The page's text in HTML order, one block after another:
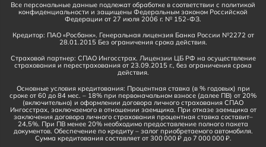
Все персональные данные подлежат обработке в соответствии с политикой
конфиденциальности и защищены Федеральным законом Российской
Федерации от 27 июля 2006 г. № 152-ФЗ.
Кредитор: ПАО «Росбанк». Генеральная лицензия Банка России №2272 от
28.01.2015 Без ограничения срока действия.
Страховой партнер: СПАО Ингосстрах. Лицензии ЦБ РФ на осуществление
страхования и перестрахования от 23.09.2015 г., без ограничения срока
действия.
Основные условия кредитования: Процентная ставка (в % годовых) при
сроке от 60 до 84 мес. – 18% при первоначальном взносе (далее ПВ) от 20%
(включительно) и оформлении договора личного страхования СПАО
Ингосстрах, заключаемого в отношении заемщика. При отказе заемщика от
заключения договора личного страхования процентная ставка составит–
24,5%. При ПВ менее 20% необходимо предоставление полного пакета
документов. Обеспечение по кредиту – залог приобретаемого автомобиля.
Сумма кредитования составляет от 300 000 ₽ до 7 000 000 ₽.